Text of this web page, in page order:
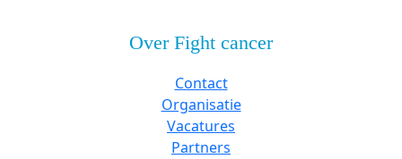
Over Fight cancer
Contact
Organisatie
Vacatures
Partners